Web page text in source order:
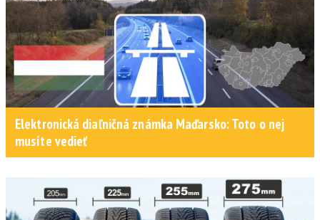
Elektronická diaľničná známka Maďarsko: Toto o nej
musíte vedieť